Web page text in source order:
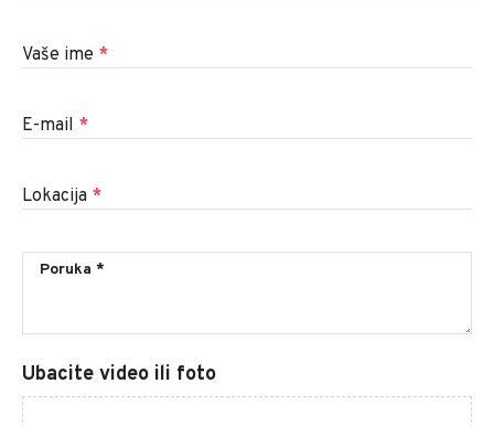
Vaše ime *
E-mail *
Lokacija *
Ubacite video ili foto